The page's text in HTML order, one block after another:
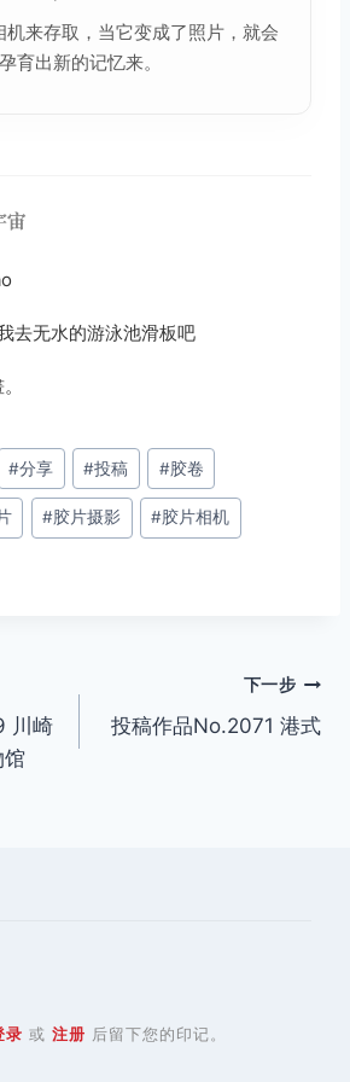
机来存取，当它变成了照片，就会
孕育出新的记忆来。
宙
去️无水的游泳池滑板吧
#分享 #投稿 #胶卷
#胶片摄影 #胶片相机
川崎
馆
下一步
投稿作品No.2071 港式
录 或 注册 后留下您的印记。